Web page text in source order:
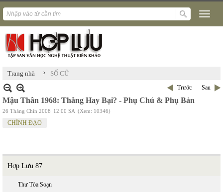
Trang nhà › SỐ CŨ
Trước Sau
Mậu Thân 1968: Thắng Hay Bại? - Phụ Chú & Phụ Bản
26 Tháng Chín 2008 12:00 SA (Xem: 10346)
CHÍNH ĐẠO
Hợp Lưu 87
Thư Tòa Soạn